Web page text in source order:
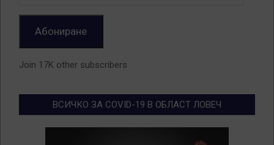
Абониране
Join 17K other subscribers
ВСИЧКО ЗА COVID-19 В ОБЛАСТ ЛОВЕЧ